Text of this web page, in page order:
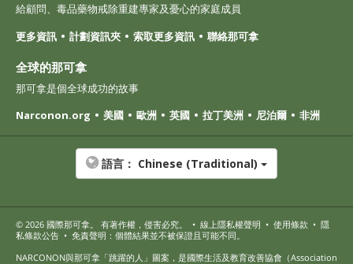
給顧問、毒品藥物戒除重建專家及憂心的家庭成員
更多資訊
計劃資訊夾 索取更多資訊 聯絡那可拿
全球的那可拿
那可拿是個全球成功的故事
Narconon.org
美國 歐洲 英國 拉丁美洲 尼泊爾 非洲
語言： Chinese (Traditional)
© 2026 國際那可拿 。 有著作權，侵害必究。 • 線上隱私權聲明 • 使用條款 • 隱
私條款公告 • 免責聲明：個體結果並不被保證且可能不同。
NARCONON與那可拿「跳躍的人」圖案，是國際生活及教育改善協會（Association